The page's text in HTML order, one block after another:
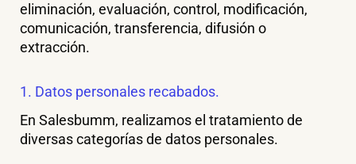
eliminación, evaluación, control, modificación,
comunicación, transferencia, difusión o
extracción.
1. Datos personales recabados.
En Salesbumm, realizamos el tratamiento de
diversas categorías de datos personales.